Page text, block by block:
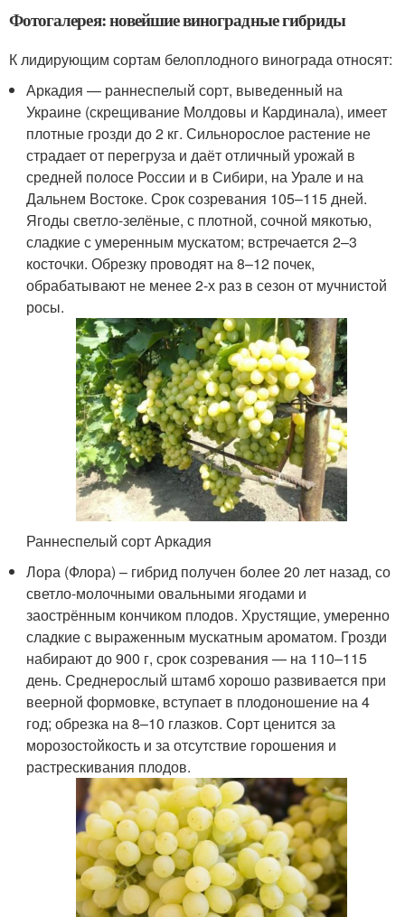
Фотогалерея: новейшие виноградные гибриды
К лидирующим сортам белоплодного винограда относят:
Аркадия — раннеспелый сорт, выведенный на
Украине (скрещивание Молдовы и Кардинала), имеет
плотные грозди до 2 кг. Сильнорослое растение не
страдает от перегруза и даёт отличный урожай в
средней полосе России и в Сибири, на Урале и на
Дальнем Востоке. Срок созревания 105–115 дней.
Ягоды светло-зелёные, с плотной, сочной мякотью,
сладкие с умеренным мускатом; встречается 2–3
косточки. Обрезку проводят на 8–12 почек,
обрабатывают не менее 2-х раз в сезон от мучнистой
росы.
Раннеспелый сорт Аркадия
Лора (Флора) – гибрид получен более 20 лет назад, со
светло-молочными овальными ягодами и
заострённым кончиком плодов. Хрустящие, умеренно
сладкие с выраженным мускатным ароматом. Грозди
набирают до 900 г, срок созревания — на 110–115
день. Среднерослый штамб хорошо развивается при
веерной формовке, вступает в плодоношение на 4
год; обрезка на 8–10 глазков. Сорт ценится за
морозостойкость и за отсутствие горошения и
растрескивания плодов.